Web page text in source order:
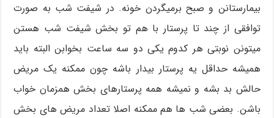
بیمارستانن و صبح برمیگردن خونه. در شیفت شب به صورت
توافقی از چند تا پرستار با هم تو بخش شیفت شب هستن
میتونن نوبتی هر کدوم یکی دو سه ساعت بخوابن البته باید
همیشه حداقل یه پرستار بیدار باشه چون ممکنه یک مریض
حالش بد بشه و نمیشه همه پرستارهای بخش همزمان خواب
باشن. بعضی شب ها هم ممکنه اصلا تعداد مریض های بخش